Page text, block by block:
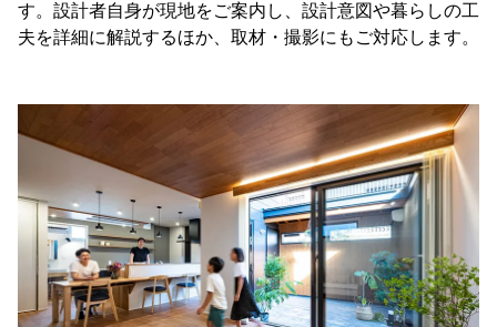
す。設計者自身が現地をご案内し、設計意図や暮らしの工
夫を詳細に解説するほか、取材・撮影にもご対応します。